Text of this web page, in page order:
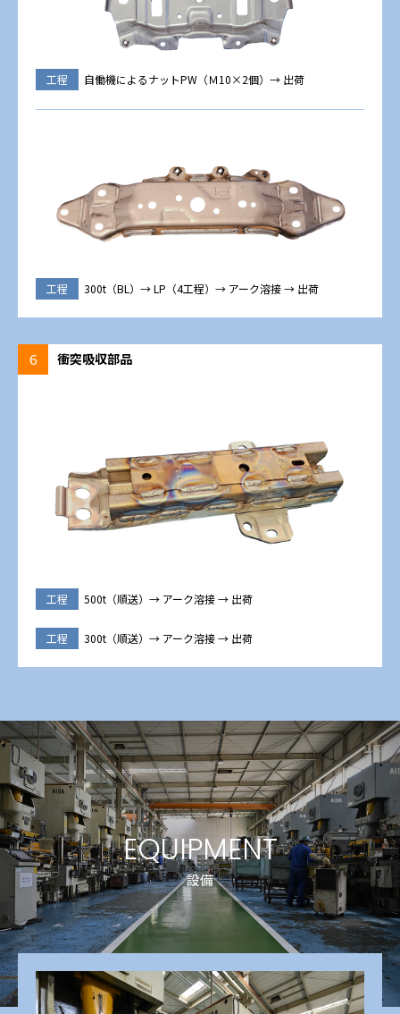
工程 自働機によるナットPW（Ｍ10×2個）→ 出荷
工程 300t（BL）→ LP（4工程）→ アーク溶接 → 出荷
6 衝突吸収部品
工程 500t（順送）→ アーク溶接 → 出荷
工程 300t（順送）→ アーク溶接 → 出荷
EQUIPMENT
設備